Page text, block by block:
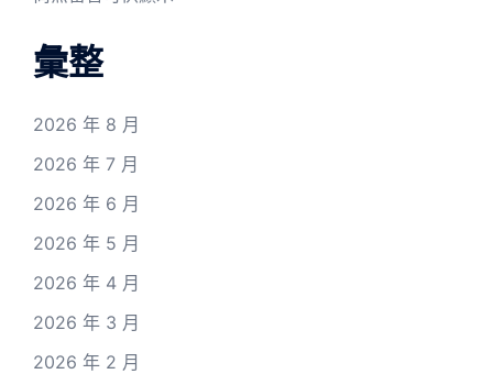
彙整
2026 年 8 月
2026 年 7 月
2026 年 6 月
2026 年 5 月
2026 年 4 月
2026 年 3 月
2026 年 2 月